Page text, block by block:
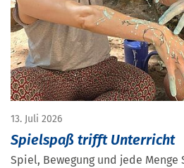
13. Juli 2026
Spielspaß trifft Unterricht
Spiel, Bewegung und jede Menge